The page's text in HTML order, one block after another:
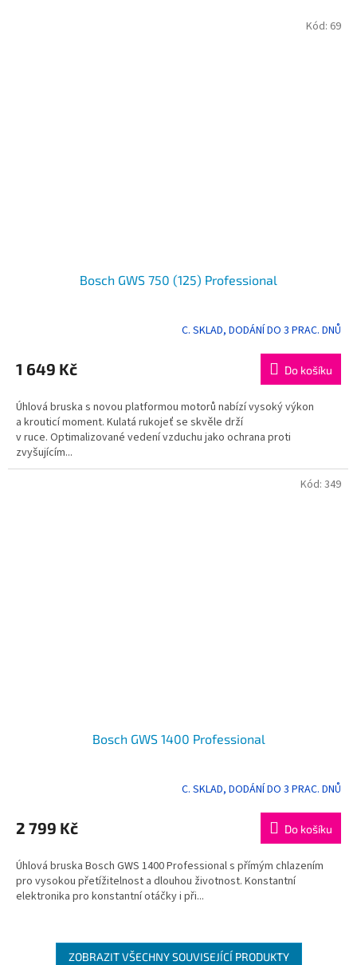
Bosch GWS 750 (125) Professional
produktu
je
z
5
hvězdiček.
C. SKLAD, DODÁNÍ DO 3 PRAC. DNŮ
1 649 Kč Do košíku
Úhlová bruska s novou platformou motorů nabízí vysoký výkon
a krouticí moment. Kulatá rukojeť se skvěle drží
v ruce. Optimalizované vedení vzduchu jako ochrana proti
zvyšujícím...
Kód: 69
Bosch GWS 1400 Professional
produktu
je
z
5
hvězdiček.
C. SKLAD, DODÁNÍ DO 3 PRAC. DNŮ
2 799 Kč Do košíku
Úhlová bruska Bosch GWS 1400 Professional s přímým chlazením
pro vysokou přetížitelnost a dlouhou životnost. Konstantní
elektronika pro konstantní otáčky i při...
Kód: 349
ZOBRAZIT VŠECHNY SOUVISEJÍCÍ PRODUKTY